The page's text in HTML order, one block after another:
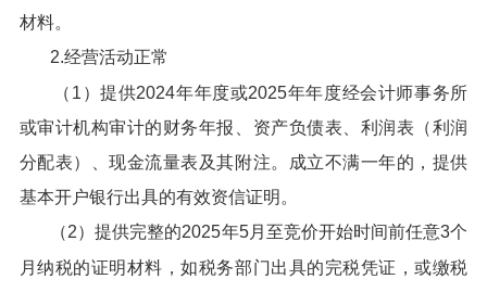
材料。
2.经营活动正常
（1）提供2024年年度或2025年年度经会计师事务所
或审计机构审计的财务年报、资产负债表、利润表（利润
分配表）、现金流量表及其附注。成立不满一年的，提供
基本开户银行出具的有效资信证明。
（2）提供完整的2025年5月至竞价开始时间前任意3个
月纳税的证明材料，如税务部门出具的完税凭证，或缴税